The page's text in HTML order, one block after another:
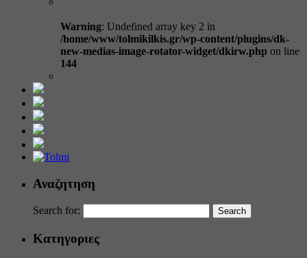
Warning: Undefined array key 2 in
/home/www/tolmikilkis.gr/wp-content/plugins/dk-
new-medias-image-rotator-widget/dkirw.php on line
144
Αναζητηση
Search for:
Κατηγοριες